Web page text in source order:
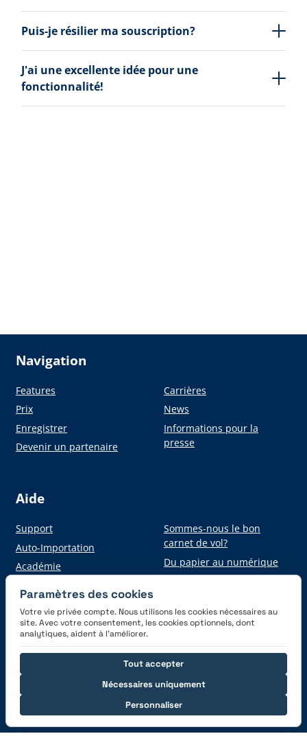
Puis-je résilier ma souscription?
J'ai une excellente idée pour une
fonctionnalité!
Navigation
Features
Prix
Enregistrer
Devenir un partenaire
Carrières
News
Informations pour la
presse
Aide
Support
Auto-Importation
Académie
Sommes-nous le bon
carnet de vol?
Du papier au numérique
Obtenez l'application
Connectez-vous avec nous
Paramètres des cookies
Votre vie privée compte. Nous utilisons les cookies nécessaires au
site. Avec votre consentement, les cookies optionnels, dont
analytiques, aident à l’améliorer.
Nécessaires uniquement
Personnaliser
Tout accepter